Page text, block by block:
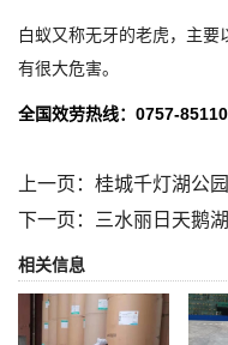
白蚁又称无牙的老虎，主
有很大危害。
全国效劳热线：0757-
上一页： 桂城千灯湖公
下一页：
三水丽日天鹅
相关信息